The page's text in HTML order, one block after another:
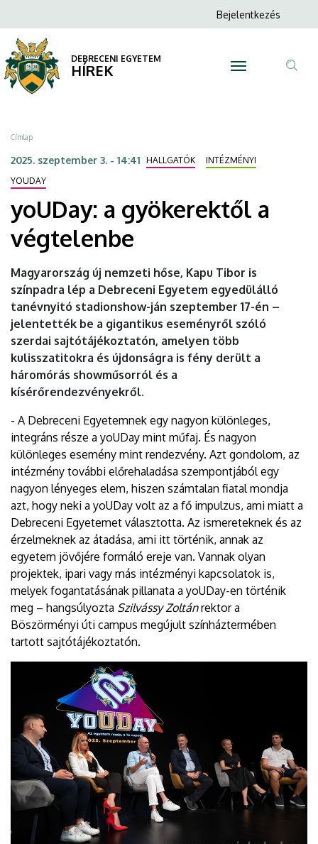
gyökerektől
végtelenbe
DEBRECENI
EGYETEM
a
tartalomra
Anonim
menüje
Bejelentkezés
DEBRECENI EGYETEM
HÍREK
Morzsa
Címlap
2025. szeptember 3. - 14:41 HALLGATÓK
INTÉZMÉNYI
YOUDAY
yoUDay: a gyökerektől a
végtelenbe
Magyarország új nemzeti hőse, Kapu Tibor is
színpadra lép a Debreceni Egyetem egyedülálló
tanévnyitó stadionshow-ján szeptember 17-én –
jelentették be a gigantikus eseményről szóló
szerdai sajtótájékoztatón, amelyen több
kulisszatitokra és újdonságra is fény derült a
háromórás showműsorról és a
kísérőrendezvényekről.
- A Debreceni Egyetemnek egy nagyon különleges,
integráns része a yoUDay mint műfaj. És nagyon
különleges esemény mint rendezvény. Azt gondolom, az
intézmény további előrehaladása szempontjából egy
nagyon lényeges elem, hiszen számtalan fiatal mondja
azt, hogy neki a yoUDay volt az a fő impulzus, ami miatt a
Debreceni Egyetemet választotta. Az ismereteknek és az
érzelmeknek az átadása, ami itt történik, annak az
egyetem jövőjére formáló ereje van. Vannak olyan
projektek, ipari vagy más intézményi kapcsolatok is,
melyek fogantatásának pillanata a yoUDay-en történik
meg – hangsúlyozta Szilvássy Zoltánrektor a
Böszörményi úti campus megújult színháztermében
tartott sajtótájékoztatón.